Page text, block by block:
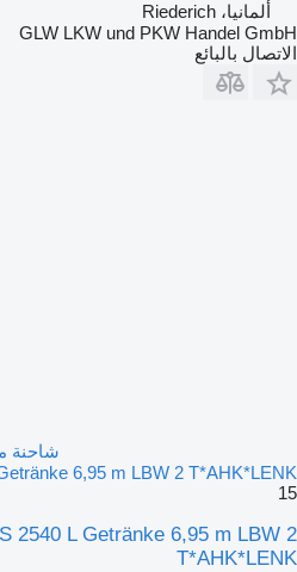
ألمانيا، Riederich
GLW LKW und PKW Handel GmbH
الاتصال بالبائع
6,95 m LBW 2 T*AHK*LENK
15
2540 L Getränke 6,95 m LBW 2
T*AHK*LENK